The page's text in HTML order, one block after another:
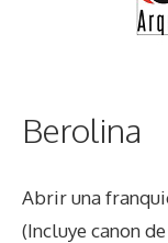
Berolina
Abrir una
(Incluye canon